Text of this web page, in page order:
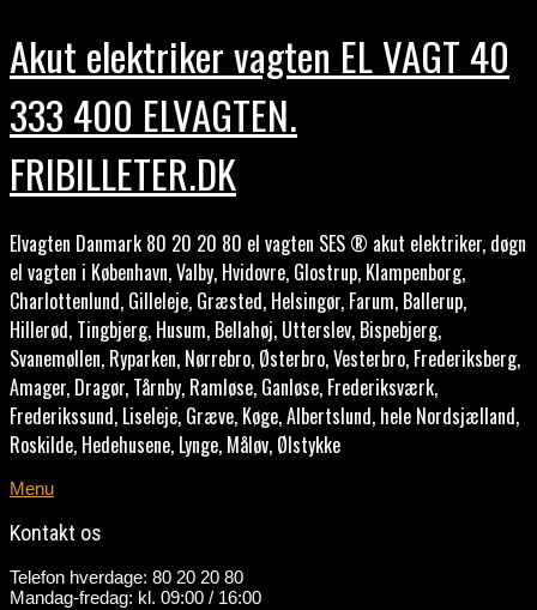
Akut elektriker vagten EL VAGT 40
333 400 ELVAGTEN.
FRIBILLETER.DK
Elvagten Danmark 80 20 20 80 el vagten SES ® akut elektriker, døgn
el vagten i København, Valby, Hvidovre, Glostrup, Klampenborg,
Charlottenlund, Gilleleje, Græsted, Helsingør, Farum, Ballerup,
Hillerød, Tingbjerg, Husum, Bellahøj, Utterslev, Bispebjerg,
Svanemøllen, Ryparken, Nørrebro, Østerbro, Vesterbro, Frederiksberg,
Amager, Dragør, Tårnby, Ramløse, Ganløse, Frederiksværk,
Frederikssund, Liseleje, Græve, Køge, Albertslund, hele Nordsjælland,
Roskilde, Hedehusene, Lynge, Måløv, Ølstykke
Menu
Kontakt os
Telefon hverdage: 80 20 20 80
Mandag-fredag: kl. 09:00 / 16:00